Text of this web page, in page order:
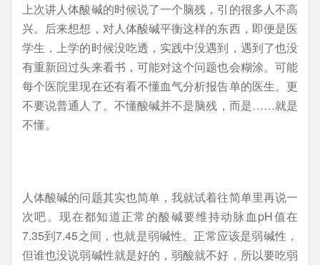
上次讲人体酸碱的时候说了一个脑残，引的很多人不高
兴。后来想想，对人体酸碱平衡这样的东西，即便是医
学生，上学的时候没吃透，实践中没遇到，遇到了也没
有重新回过头来看书，可能对这个问题也会糊涂。可能
每个医院里现在还有看不懂血气分析报告单的医生。更
不要说普通人了。不懂酸碱并不是脑残，而是……就是
不懂。
人体酸碱的问题其实也简单，我就试着往简单里再说一
次吧。现在都知道正常的酸碱要维持动脉血pH值在
7.35到7.45之间，也就是弱碱性。正常应该是弱碱性，
但谁也没说弱碱性就是好的，弱酸就不好，所以要吃弱